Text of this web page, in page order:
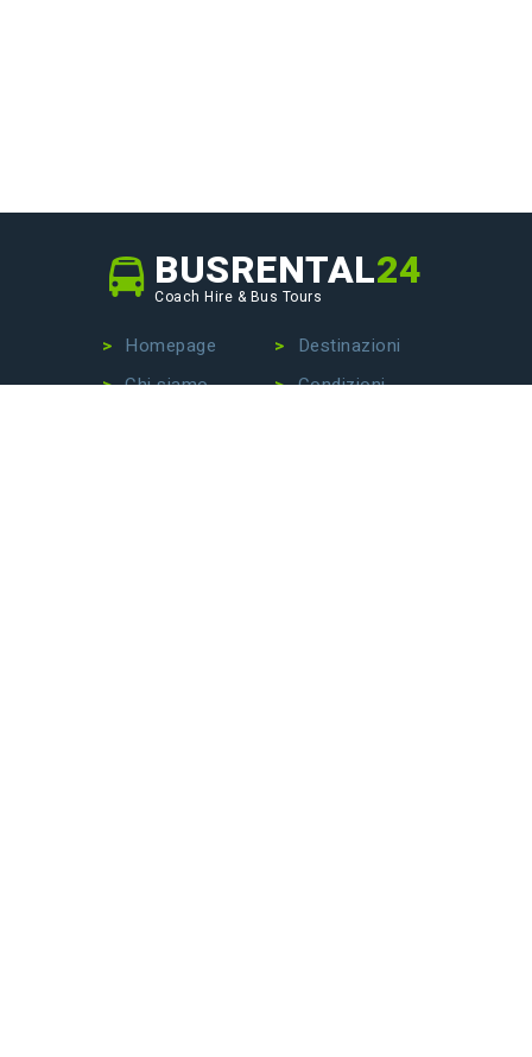
BUSRENTAL24
Coach Hire & Bus Tours
Homepage
Chi siamo
Destinazioni
Condizioni